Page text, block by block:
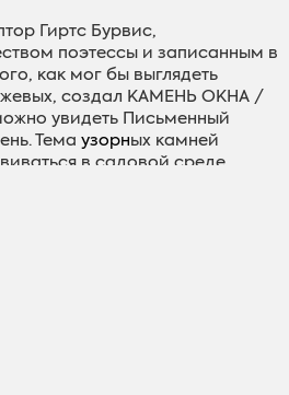
Гиртс Бурвис,
поэтессы и записанным в
как мог бы выглядеть
создал КАМЕНЬ ОКНА /
увидеть Письменный
Тема узорных камней
в садовой среде